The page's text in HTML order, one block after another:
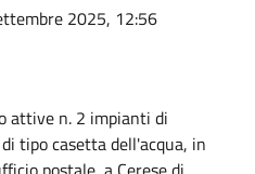
2025, 12:56
attive n. 2 impianti di
tipo casetta dell'acqua, in